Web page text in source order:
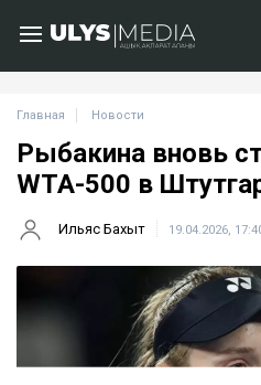
Главная Новости
Рыбакина вновь
WTA-500 в
Ильяс Бахыт 19.04.2026,